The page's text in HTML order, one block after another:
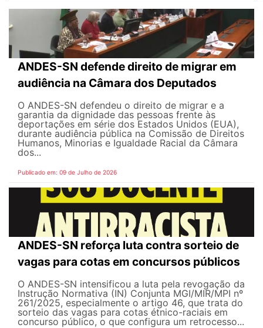
ANDES-SN defende direito de migrar em
audiência na Câmara dos Deputados
O ANDES-SN defendeu o direito de migrar e a
garantia da dignidade das pessoas frente às
deportações em série dos Estados Unidos (EUA),
durante audiência pública na Comissão de Direitos
Humanos, Minorias e Igualdade Racial da Câmara
dos...
Publicado em: 09 de Julho de 2026
ANDES-SN reforça luta contra sorteio de
vagas para cotas em concursos públicos
O ANDES-SN intensificou a luta pela revogação da
Instrução Normativa (IN) Conjunta MGI/MIR/MPI nº
261/2025, especialmente o artigo 46, que trata do
sorteio das vagas para cotas étnico-raciais em
concurso público, o que configura um retrocesso...